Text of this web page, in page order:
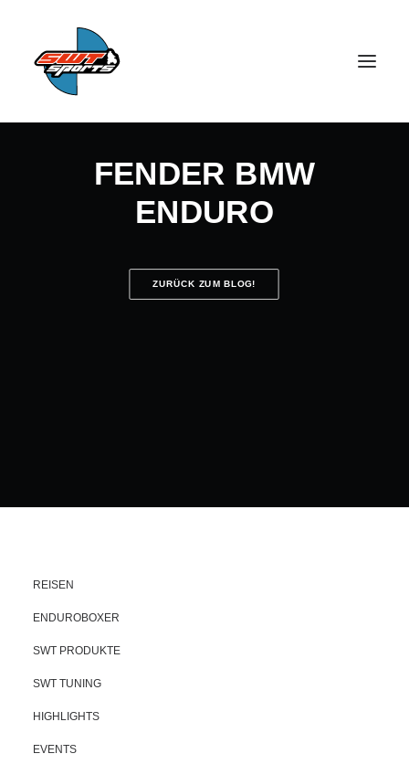
SEARCH
FENDER BMW
ENDURO
ZURÜCK ZUM BLOG!
REISEN
ENDUROBOXER
SWT PRODUKTE
SWT TUNING
HIGHLIGHTS
EVENTS